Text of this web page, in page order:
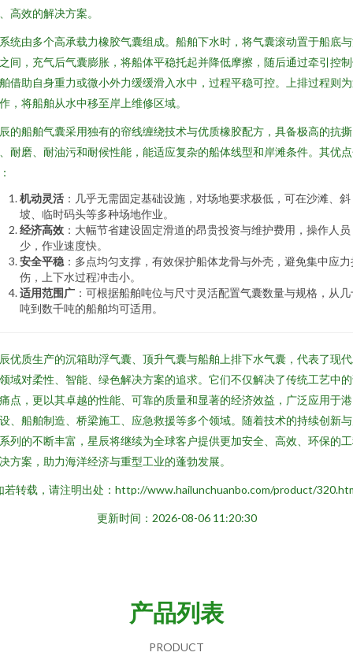
高效的解决方案。
统由多个高承载力橡胶气囊组成。船舶下水时，将气囊滚动置于船底
间，充气后气囊膨胀，将船体平稳托起并降低摩擦，随后通过牵引控
借助自身重力或微小外力缓缓滑入水中，过程平稳可控。上排过程则
，将船舶从水中移至岸上维修区域。
的船舶气囊采用独有的帘线缠绕技术与优质橡胶配方，具备极高的抗撕
耐磨、耐油污和耐候性能，能适应复杂的船体线型和岸滩条件。其优
机动灵活 ：几乎无需固定基础设施，对场地要求极低，可在沙滩、斜
坡、临时码头等多种场地作业。
经济高效 ：大幅节省建设固定滑道的昂贵投资与维护费用，操作人员
少，作业速度快。
安全平稳 ：多点均匀支撑，有效保护船体龙骨与外壳，避免集中应力
伤，上下水过程冲击小。
适用范围广 ：可根据船舶吨位与尺寸灵活配置气囊数量与规格，从几
吨到数千吨的船舶均可适用。
优质生产的沉箱助浮气囊、顶升气囊与船舶上排下水气囊，代表了现
域对柔性、智能、绿色解决方案的追求。它们不仅解决了传统工艺中
点，更以其卓越的性能、可靠的质量和显著的经济效益，广泛应用于
、船舶制造、桥梁施工、应急救援等多个领域。随着技术的持续创新
列的不断丰富，星辰将继续为全球客户提供更加安全、高效、环保的
方案，助力海洋经济与重型工业的蓬勃发展。
若转载，请注明出处：http://www.hailunchuanbo.com/product/
更新时间：2026-08-06 11:20:30
产品列表
PRODUCT